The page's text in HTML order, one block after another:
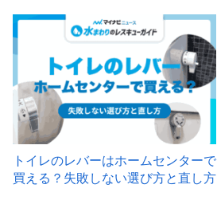
トイレのレバーはホームセンターで
買える？失敗しない選び方と直し方